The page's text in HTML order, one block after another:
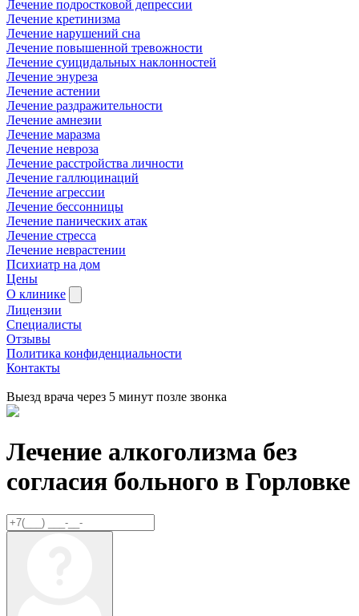
Лечение подростковой депрессии
Лечение кретинизма
Лечение нарушений сна
Лечение повышенной тревожности
Лечение суицидальных наклонностей
Лечение энуреза
Лечение астении
Лечение раздражительности
Лечение амнезии
Лечение маразма
Лечение невроза
Лечение расстройства личности
Лечение галлюцинаций
Лечение агрессии
Лечение бессонницы
Лечение панических атак
Лечение стресса
Лечение неврастении
Психиатр на дом
Цены
О клинике
Лицензии
Специалисты
Отзывы
Политика конфиденциальности
Контакты
Выезд врача через 5 минут позле звонка
Лечение алкоголизма без
согласия больного в Горловке